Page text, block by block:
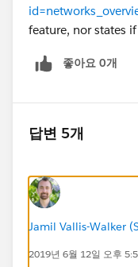
feature, nor states
좋아요 0개
답변 5개
Jamil Vallis-Walker
2019년 6월 12일 오후